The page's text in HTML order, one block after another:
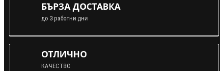
БЪРЗА ДОСТАВКА
до 3 работни дни
ОТЛИЧНО
КАЧЕСТВО